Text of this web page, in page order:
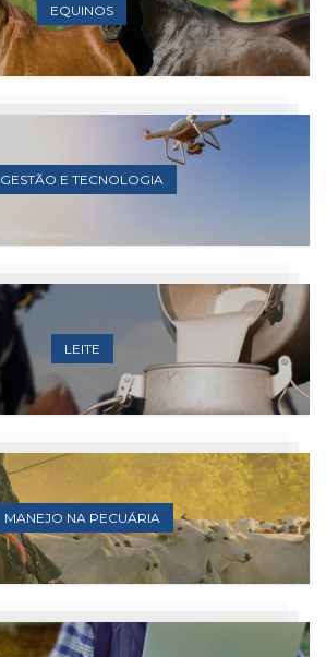
EQUINOS
GESTÃO E TECNOLOGIA
LEITE
MANEJO NA PECUÁRIA